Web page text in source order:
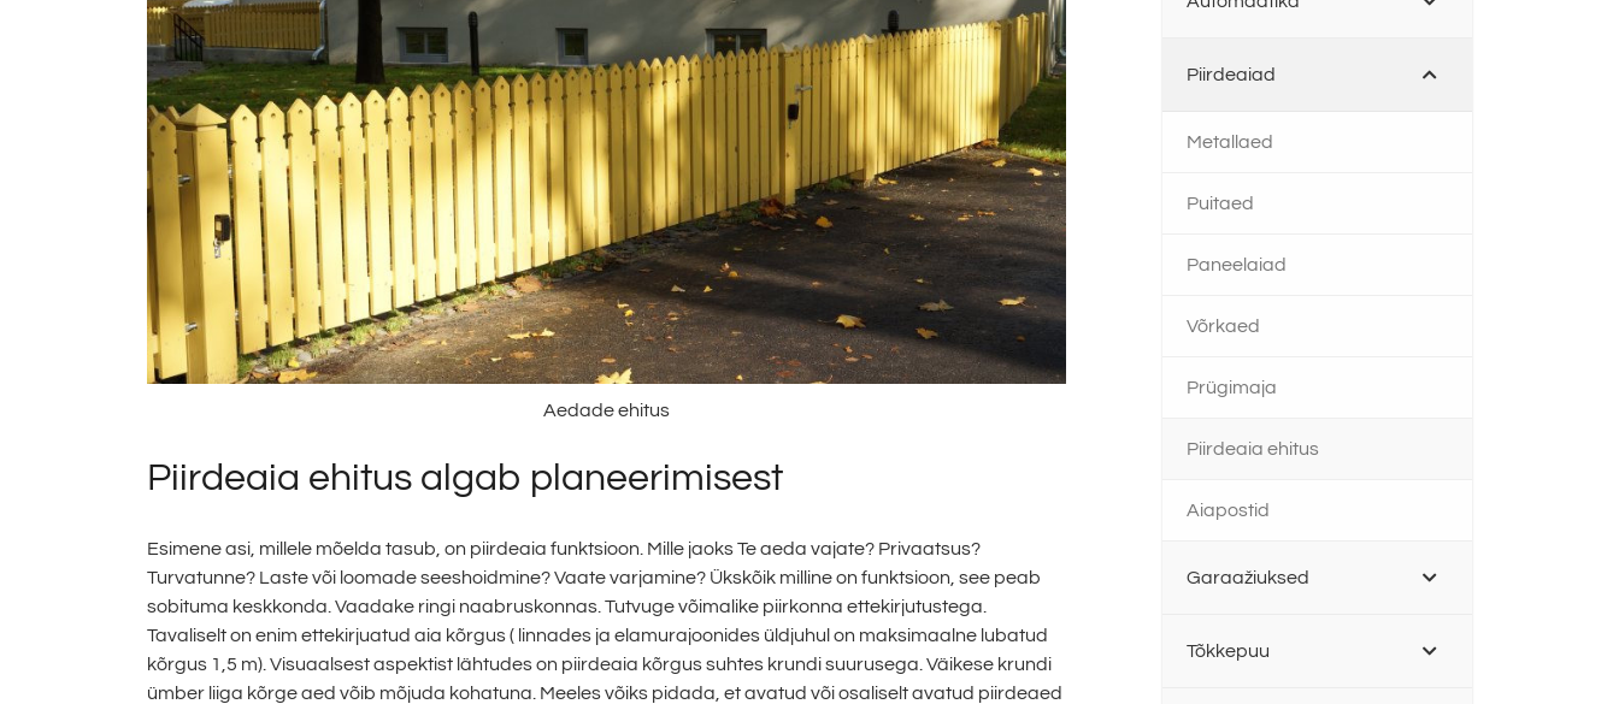
Aedade ehitus
Piirdeaia ehitus algab planeerimisest
Esimene asi, millele mõelda tasub, on piirdeaia funktsioon. Mille jaoks Te aeda vajate? Privaatsus?
Turvatunne? Laste või loomade seeshoidmine? Vaate varjamine? Ükskõik milline on funktsioon, see peab
sobituma keskkonda. Vaadake ringi naabruskonnas. Tutvuge võimalike piirkonna ettekirjutustega.
Tavaliselt on enim ettekirjuatud aia kõrgus ( linnades ja elamurajoonides üldjuhul on maksimaalne lubatud
kõrgus 1,5 m). Visuaalsest aspektist lähtudes on piirdeaia kõrgus suhtes krundi suurusega. Väikese krundi
ümber liiga kõrge aed võib mõjuda kohatuna. Meeles võiks pidada, et avatud või osaliselt avatud piirdeaed
Piirdeaiad
Metallaed
Puitaed
Paneelaiad
Võrkaed
Prügimaja
Piirdeaia ehitus
Aiapostid
Garaažiuksed
Tõkkepuu